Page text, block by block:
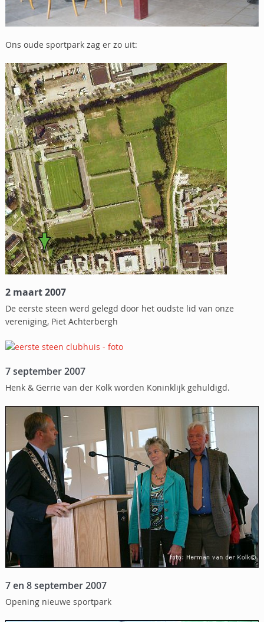
Ons oude sportpark zag er zo uit:
2 maart 2007
De eerste steen werd gelegd door het oudste lid van onze
vereniging, Piet Achterbergh
7 september 2007
Henk & Gerrie van der Kolk worden Koninklijk gehuldigd.
7 en 8 september 2007
Opening nieuwe sportpark